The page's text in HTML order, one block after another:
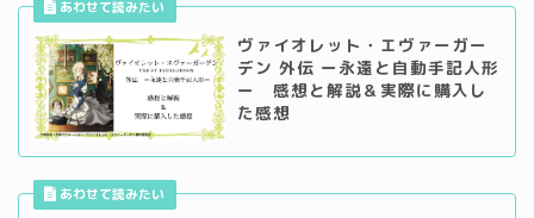
ヴァイオレット・エヴァーガー
デン 外伝 ー永遠と自動手記人形
ー 感想と解説＆実際に購入し
た感想